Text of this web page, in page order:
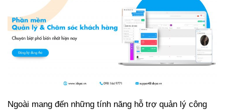
Ngoài mang đến những tính năng hỗ trợ quản lý công